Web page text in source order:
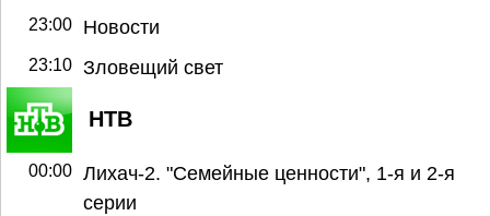
23:00 Новости
23:10 Зловещий свет
НТВ
00:00 Лихач-2. "Семейные ценности", 1-я и 2-я
серии